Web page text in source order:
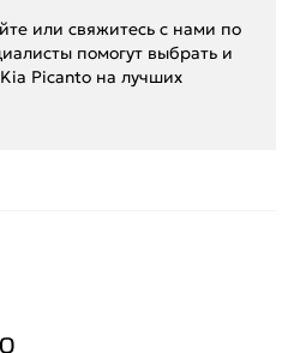
или свяжитесь с нами по
помогут выбрать и
Picanto на лучших